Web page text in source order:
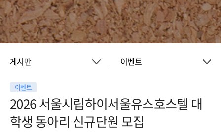
게시판
About
객실
이벤트
이벤트
이벤트
2026 서울시립하이서울유스호스텔 대
학생 동아리 신규단원 모집